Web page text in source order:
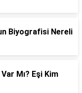
Biyografisi Nereli
Mı? Eşi Kim